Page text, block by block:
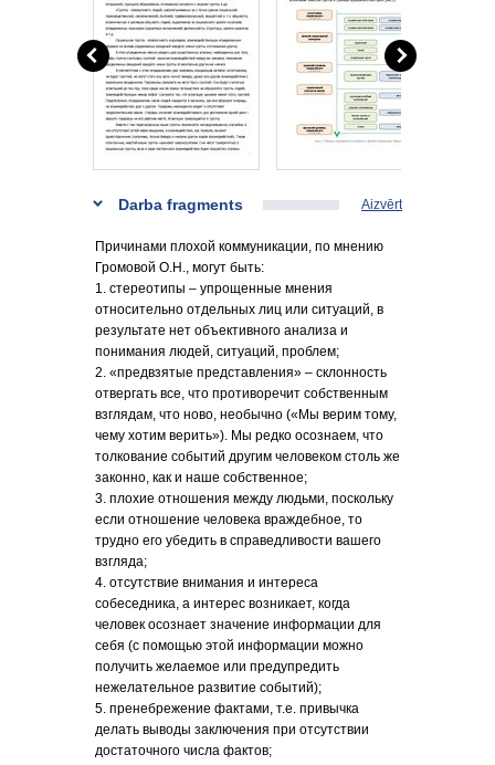
Darba fragments Aizvērt
Причинами плохой коммуникации, по мнению
Громовой О.Н., могут быть:
1. стереотипы – упрощенные мнения
относительно отдельных лиц или ситуаций, в
результате нет объективного анализа и
понимания людей, ситуаций, проблем;
2. «предвзятые представления» – склонность
отвергать все, что противоречит собственным
взглядам, что ново, необычно («Мы верим тому,
чему хотим верить»). Мы редко осознаем, что
толкование событий другим человеком столь же
законно, как и наше собственное;
3. плохие отношения между людьми, поскольку
если отношение человека враждебное, то
трудно его убедить в справедливости вашего
взгляда;
4. отсутствие внимания и интереса
собеседника, а интерес возникает, когда
человек осознает значение информации для
себя (с помощью этой информации можно
получить желаемое или предупредить
нежелательное развитие событий);
5. пренебрежение фактами, т.е. привычка
делать выводы заключения при отсутствии
достаточного числа фактов;